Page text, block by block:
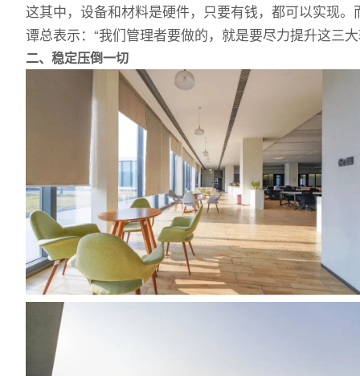
这其中，设备和材料是硬件，只要有钱，都可以实现
谭总表示：“我们管理者要做的，就是要尽力提升这三
二、稳定压倒一切